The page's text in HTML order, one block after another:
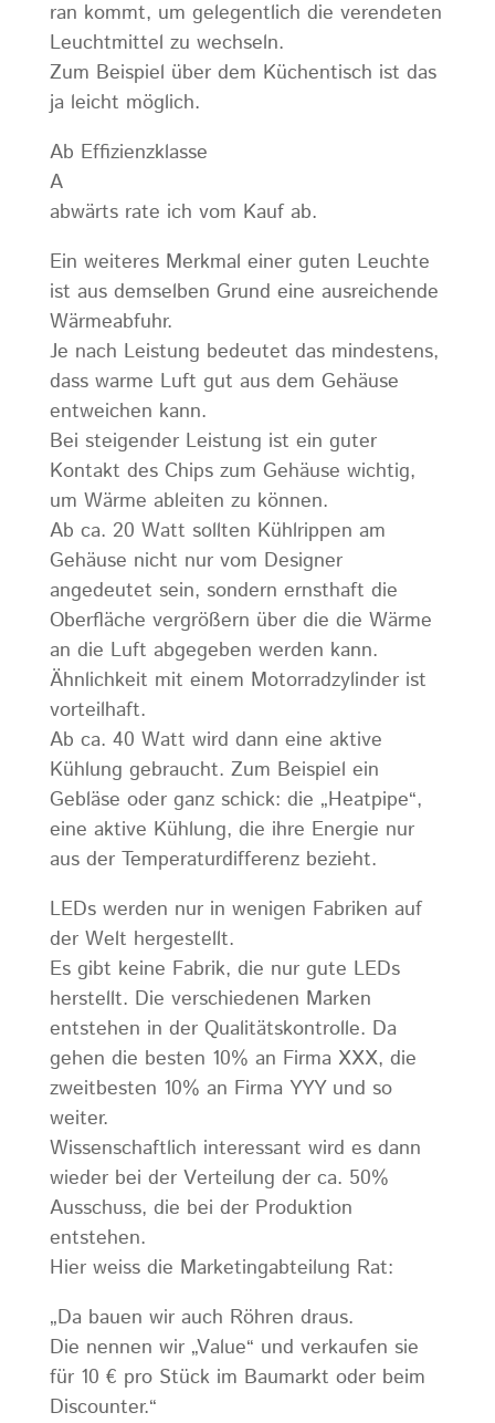
ran kommt, um gelegentlich die verendeten
Leuchtmittel zu wechseln.
Zum Beispiel über dem Küchentisch ist das
ja leicht möglich.
Ab Effizienzklasse
A
abwärts rate ich vom Kauf ab.
Ein weiteres Merkmal einer guten Leuchte
ist aus demselben Grund eine ausreichende
Wärmeabfuhr.
Je nach Leistung bedeutet das mindestens,
dass warme Luft gut aus dem Gehäuse
entweichen kann.
Bei steigender Leistung ist ein guter
Kontakt des Chips zum Gehäuse wichtig,
um Wärme ableiten zu können.
Ab ca. 20 Watt sollten Kühlrippen am
Gehäuse nicht nur vom Designer
angedeutet sein, sondern ernsthaft die
Oberfläche vergrößern über die die Wärme
an die Luft abgegeben werden kann.
Ähnlichkeit mit einem Motorradzylinder ist
vorteilhaft.
Ab ca. 40 Watt wird dann eine aktive
Kühlung gebraucht. Zum Beispiel ein
Gebläse oder ganz schick: die „Heatpipe“,
eine aktive Kühlung, die ihre Energie nur
aus der Temperaturdifferenz bezieht.
LEDs werden nur in wenigen Fabriken auf
der Welt hergestellt.
Es gibt keine Fabrik, die nur gute LEDs
herstellt. Die verschiedenen Marken
entstehen in der Qualitätskontrolle. Da
gehen die besten 10% an Firma XXX, die
zweitbesten 10% an Firma YYY und so
weiter.
Wissenschaftlich interessant wird es dann
wieder bei der Verteilung der ca. 50%
Ausschuss, die bei der Produktion
entstehen.
Hier weiss die Marketingabteilung Rat:
„Da bauen wir auch Röhren draus.
Die nennen wir „Value“ und verkaufen sie
für 10 € pro Stück im Baumarkt oder beim
Discounter.“